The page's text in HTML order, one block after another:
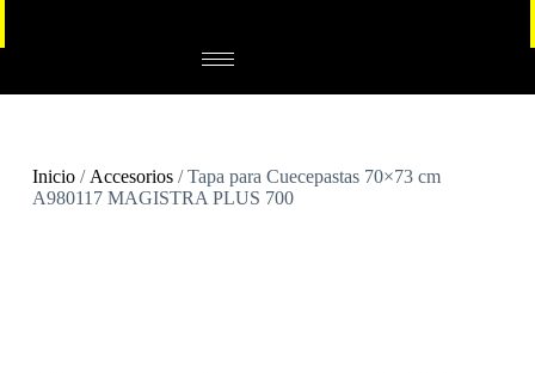
Inicio/ Accesorios/ Tapa para Cuecepastas 70×73 cm
A980117 MAGISTRA PLUS 700